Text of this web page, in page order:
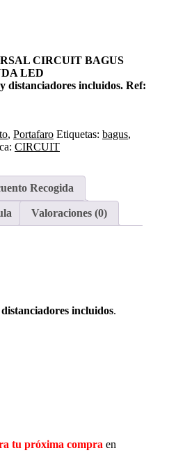
CIRCUIT BAGUS
LED
distanciadores incluidos. Ref:
, Portafaro Etiquetas: bagus,
CIRCUIT
Recogida
Valoraciones (0)
incluidos.
tu próxima compra en